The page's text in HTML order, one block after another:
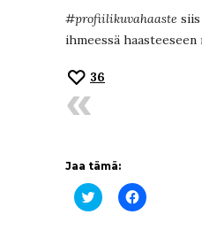
#profiilikuvahaaste
ihmeessä haasteeseen
36
Jaa tämä:
Jaa
Twitterissä(Avautuu
Jaa